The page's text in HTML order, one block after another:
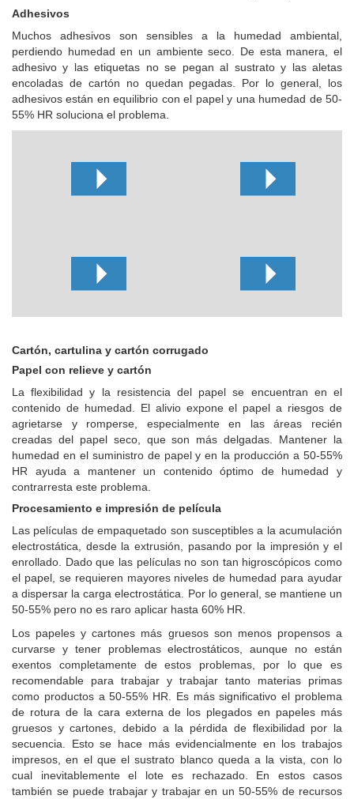
Adhesivos
Muchos adhesivos son sensibles a la humedad ambiental,
perdiendo humedad en un ambiente seco. De esta manera, el
adhesivo y las etiquetas no se pegan al sustrato y las aletas
encoladas de cartón no quedan pegadas. Por lo general, los
adhesivos están en equilibrio con el papel y una humedad de 50-
55% HR soluciona el problema.
Cartón, cartulina y cartón corrugado
Papel con relieve y cartón
La flexibilidad y la resistencia del papel se encuentran en el
contenido de humedad. El alivio expone el papel a riesgos de
agrietarse y romperse, especialmente en las áreas recién
creadas del papel seco, que son más delgadas. Mantener la
humedad en el suministro de papel y en la producción a 50-55%
HR ayuda a mantener un contenido óptimo de humedad y
contrarresta este problema.
Procesamiento e impresión de película
Las películas de empaquetado son susceptibles a la acumulación
electrostática, desde la extrusión, pasando por la impresión y el
enrollado. Dado que las películas no son tan higroscópicos como
el papel, se requieren mayores niveles de humedad para ayudar
a dispersar la carga electrostática. Por lo general, se mantiene un
50-55% pero no es raro aplicar hasta 60% HR.
Los papeles y cartones más gruesos son menos propensos a
curvarse y tener problemas electrostáticos, aunque no están
exentos completamente de estos problemas, por lo que es
recomendable para trabajar y trabajar tanto materias primas
como productos a 50-55% HR. Es más significativo el problema
de rotura de la cara externa de los plegados en papeles más
gruesos y cartones, debido a la pérdida de flexibilidad por la
secuencia. Esto se hace más evidencialmente en los trabajos
impresos, en el que el sustrato blanco queda a la vista, con lo
cual inevitablemente el lote es rechazado. En estos casos
también se puede trabajar y trabajar en un 50-55% de recursos